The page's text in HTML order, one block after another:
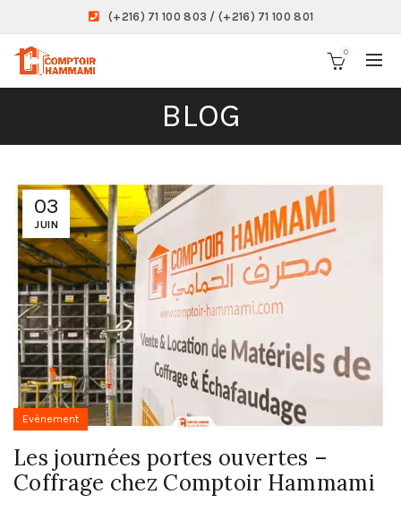
(+216) 71 100 803 / (+216) 71 100 801
0
BLOG
03
JUIN
Evènement
Les journées portes ouvertes –
Coffrage chez Comptoir Hammami